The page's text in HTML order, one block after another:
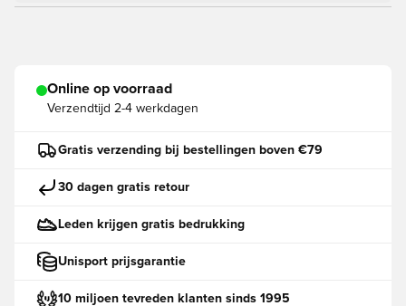
Online op voorraad
Verzendtijd 2-4 werkdagen
Gratis verzending bij bestellingen boven €79
30 dagen gratis retour
Leden krijgen gratis bedrukking
Unisport prijsgarantie
10 miljoen tevreden klanten sinds 1995